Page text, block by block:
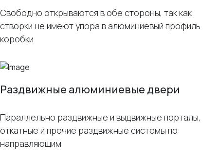
Свободно открываются в обе стороны, так как
створки не имеют упора в алюминиевый профиль
коробки
Раздвижные алюминиевые двери
Параллельно раздвижные и выдвижные порталы,
откатные и прочие раздвижные системы по
направляющим